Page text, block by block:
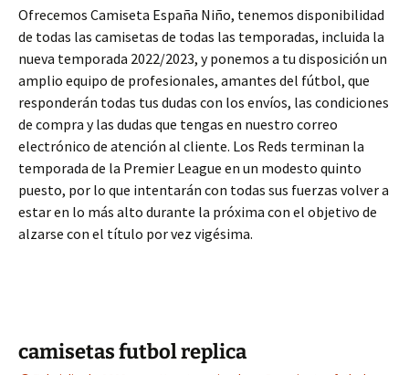
Ofrecemos Camiseta España Niño, tenemos disponibilidad
de todas las camisetas de todas las temporadas, incluida la
nueva temporada 2022/2023, y ponemos a tu disposición un
amplio equipo de profesionales, amantes del fútbol, que
responderán todas tus dudas con los envíos, las condiciones
de compra y las dudas que tengas en nuestro correo
electrónico de atención al cliente. Los Reds terminan la
temporada de la Premier League en un modesto quinto
puesto, por lo que intentarán con todas sus fuerzas volver a
estar en lo más alto durante la próxima con el objetivo de
alzarse con el título por vez vigésima.
camisetas futbol replica